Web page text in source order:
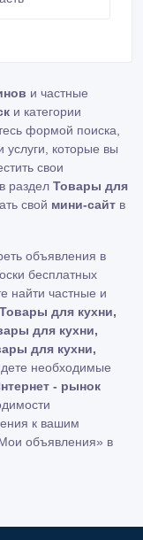
и частные
и категории
формой поиска,
услуги, которые вы
свои
раздел Товары для
свой мини-сайт в
объявления в
бесплатных
найти частные и
для кухни,
для кухни,
для кухни,
необходимые
- рынок
к вашим
объявления» в